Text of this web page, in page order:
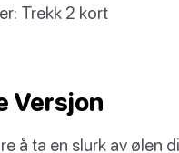
Trekk 2 kort
Versjon
å ta en slurk av ølen